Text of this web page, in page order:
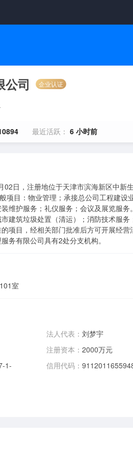
公司 企业认证
最近活跃： 6 小时前
日，注册地位于天津市滨海新区中新
项目：物业管理；承接总公司工程建设
维护服务；礼仪服务；会议及展览服务
建筑垃圾处置（清运）；消防技术服
项目，经相关部门批准后方可开展经
务有限公司具有2处分支机构。
室
1-
法人代表： 刘梦宇
注册资本： 2000万元
信用代码：